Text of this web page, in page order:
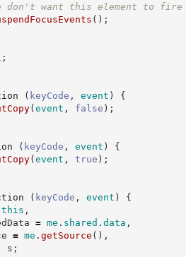
don't want this element to fire
( ) ;
;
( keyCode , event )
{
(event , false ) ;
( keyCode , event )
{
(event , true ) ;
( keyCode , event )
{
this ,
= me . shared . data ,
= me . getSource ( ) ,
s ;